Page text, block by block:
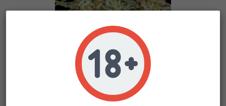
Auto Bruce Banner XXL
Advanced Seeds
21,81 €24,50 €